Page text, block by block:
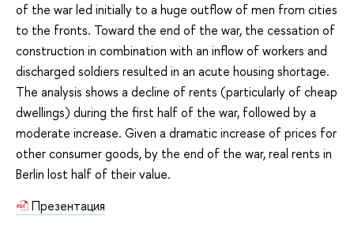
of the war led initially to a huge outflow of men from cities
to the fronts. Toward the end of the war, the cessation of
construction in combination with an inflow of workers and
discharged soldiers resulted in an acute housing shortage.
The analysis shows a decline of rents (particularly of cheap
dwellings) during the first half of the war, followed by a
moderate increase. Given a dramatic increase of prices for
other consumer goods, by the end of the war, real rents in
Berlin lost half of their value.
Презентация